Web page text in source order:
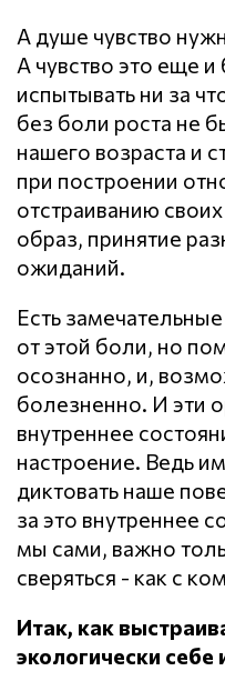
А душе чувство
А чувство это еще
испытывать ни за
без боли роста не
нашего возраста и
при построении
отстраиванию
образ, принятие
ожиданий.
Есть
от этой боли, но
осознанно, и,
болезненно. И эти
внутреннее
настроение. Ведь
диктовать наше
за это внутреннее
мы сами, важно
сверяться - как с
Итак, как
экологически себе